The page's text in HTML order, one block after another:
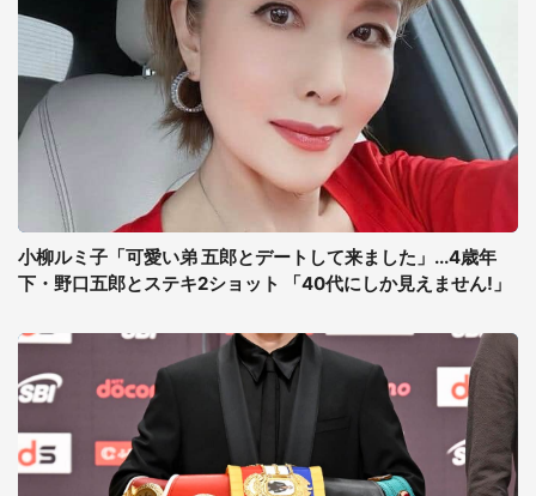
小柳ルミ子「可愛い弟 五郎とデートして来ました」...4歳年
下・野口五郎とステキ2ショット 「40代にしか見えません!」